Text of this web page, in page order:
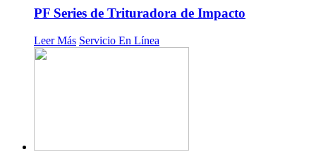
PF Series de Trituradora de Impacto
Leer Más Servicio En Línea